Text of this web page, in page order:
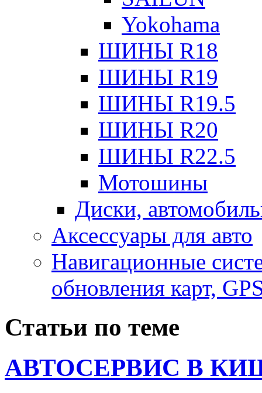
Yokohama
ШИНЫ R18
ШИНЫ R19
ШИНЫ R19.5
ШИНЫ R20
ШИНЫ R22.5
Мотошины
Диски,
Аксесcуары для авто
Навигационные
обновления карт,
Статьи по теме
АВТОСЕРВИС В